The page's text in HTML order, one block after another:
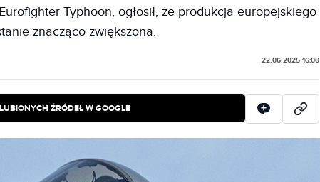
Typhoon, ogłosił, że produkcja europejskiego
znacząco zwiększona.
22.06.2025 16:00
ŹRÓDEŁ W GOOGLE